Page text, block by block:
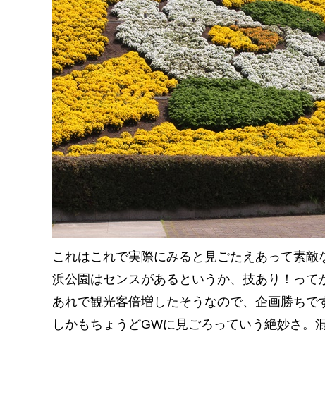
これはこれで実際にみると見ごたえあって素
浜公園はセンスがあるというか、技あり！って
あれで観光客倍増したそうなので、企画勝ちで
しかもちょうどGWに見ごろっていう絶妙さ。